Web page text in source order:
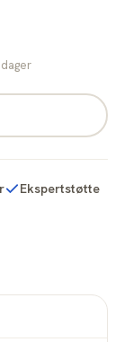
Ekspertstøtte